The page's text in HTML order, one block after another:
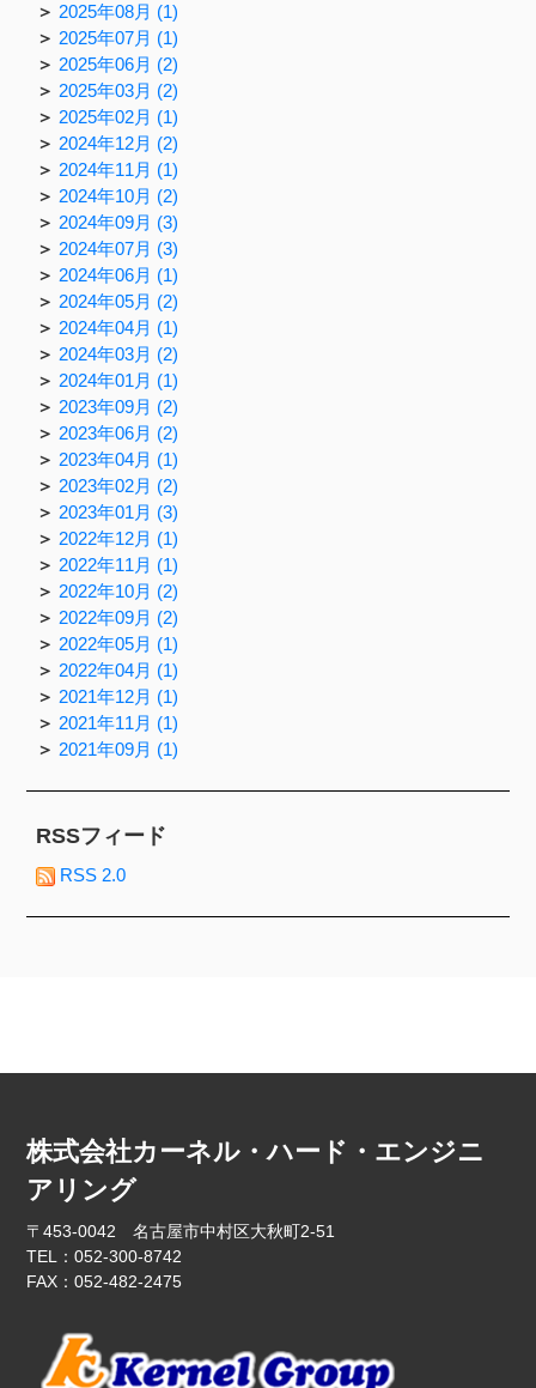
2025年08月 (1)
2025年07月 (1)
2025年06月 (2)
2025年03月 (2)
2025年02月 (1)
2024年12月 (2)
2024年11月 (1)
2024年10月 (2)
2024年09月 (3)
2024年07月 (3)
2024年06月 (1)
2024年05月 (2)
2024年04月 (1)
2024年03月 (2)
2024年01月 (1)
2023年09月 (2)
2023年06月 (2)
2023年04月 (1)
2023年02月 (2)
2023年01月 (3)
2022年12月 (1)
2022年11月 (1)
2022年10月 (2)
2022年09月 (2)
2022年05月 (1)
2022年04月 (1)
2021年12月 (1)
2021年11月 (1)
2021年09月 (1)
RSSフィード
RSS 2.0
株式会社カーネル・ハード・エンジニ
アリング
〒453-0042 名古屋市中村区大秋町2-51
TEL：052-300-8742
FAX：052-482-2475